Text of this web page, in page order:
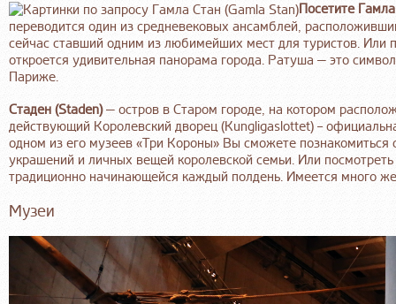
Посетите
переводится один из средневековых ансамблей,
сейчас ставший одним из любимейших мест для туристов.
откроется удивительная панорама города. Ратуша — это
Париже.
Стаден (Staden)— остров в Старом городе, на котором
действующий Королевский дворец (Kungligaslottet) –
одном из его музеев «Три Короны» Вы сможете познакомиться
украшений и личных вещей королевской семьи. Или
традиционно начинающейся каждый полдень. Имеется много
Музеи